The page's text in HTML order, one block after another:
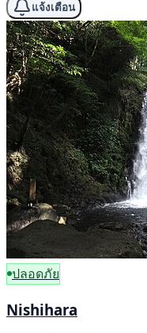
แจ้งเตือน
ปลอดภัย
Nishihara